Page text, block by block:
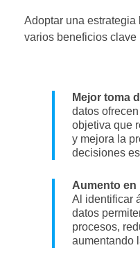
Adoptar una
varios beneficios clave
Mejor toma
datos
objetiva que
y mejora la
decisiones
Aumento en
Al identificar
datos
procesos,
aumentando